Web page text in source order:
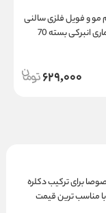
مو و فویل فلزی سالنی
مدل سوسماری انبرکی بسته 70
629,000
برای ترکیب دکلره
مناسب ترین قیمت